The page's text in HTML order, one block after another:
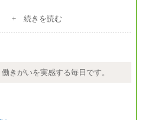
円（月給）～
を考慮のうえ、当社規程により優
形態に応じて、上記給与の範囲内
与に変更はございません
+ 続きを読む
きがいを実感する毎日です。